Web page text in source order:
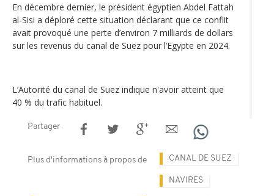
En décembre dernier, le président égyptien Abdel Fattah
al-Sisi a déploré cette situation déclarant que ce conflit
avait provoqué une perte d’environ 7 milliards de dollars
sur les revenus du canal de Suez pour l’Egypte en 2024.
L’Autorité du canal de Suez indique n'avoir atteint que
40 % du trafic habituel.
Partager
Plus d'informations à propos de CANAL DE SUEZ
NAVIRES